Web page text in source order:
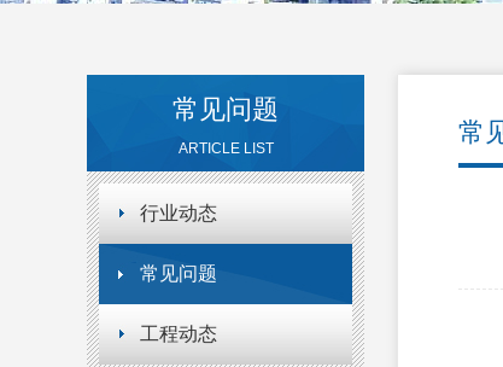
常见问题
ARTICLE LIST
行业动态
常见问题
工程动态
常